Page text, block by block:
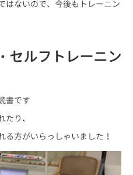
はないので、今後もトレーニン
ルフトレーニン
書です
り、
方がいらっしゃいました！